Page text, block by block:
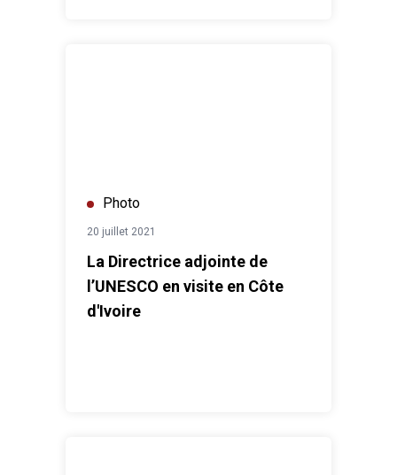
Photo
20 juillet 2021
La Directrice adjointe de
l’UNESCO en visite en Côte
d'Ivoire